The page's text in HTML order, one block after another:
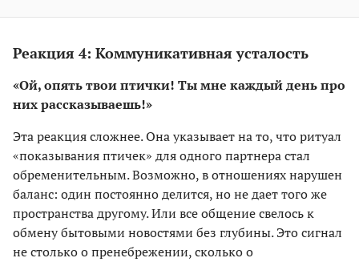
Реакция 4: Коммуникативная усталость
«Ой, опять твои птички! Ты мне каждый день про
них рассказываешь!»
Эта реакция сложнее. Она указывает на то, что ритуал
«показывания птичек» для одного партнера стал
обременительным. Возможно, в отношениях нарушен
баланс: один постоянно делится, но не дает того же
пространства другому. Или все общение свелось к
обмену бытовыми новостями без глубины. Это сигнал
не столько о пренебрежении, сколько о